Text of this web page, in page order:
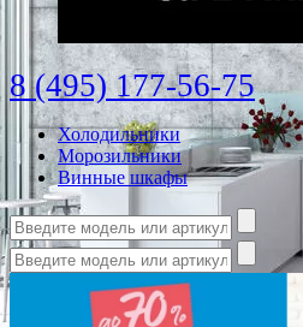
8 (495) 177-56-75
Холодильники
Морозильники
Винные шкафы